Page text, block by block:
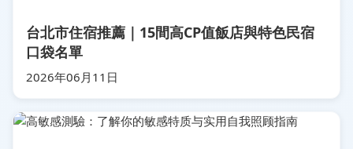
台北市住宿推薦｜15間高CP值飯店與特色民宿
口袋名單
2026年06月11日